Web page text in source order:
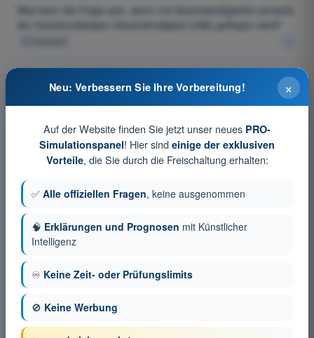
Was kann die Folge sein, wenn mit Geschwindigkeiten jenseits
der höchstzulässigen Geschwindigkeit (vNE) geflogen wird?
hinsichtlich der Längsstabilität am gefährlichsten?
4Antworten
In welche Richtung wirkt der statische Druck in Gasen?
Antworten
Die Gleichung von Bernoulli besagt für reibungsfreie,
inkompressible Gase:
Antworten
Umgeben von einer Luftströmung (v > 0) erzeugt ein beliebig
geformter Körper in jedem Fall:
4
Alle am Profil wirksamen Luftkräfte lassen sich als in einem
×
Neu: Verbessern Sie Ihre Vorbereitung!
Auf der Website finden Sie jetzt unser neues PRO-
Simulationspanel! Hier sind einige der exklusiven
Vorteile, die Sie durch die Freischaltung erhalten:
✅ Alle offiziellen Fragen, keine ausgenommen
🧠 Erklärungen und Prognosen mit Künstlicher
Intelligenz
♾️ Keine Zeit- oder Prüfungslimits
🚫 Keine Werbung